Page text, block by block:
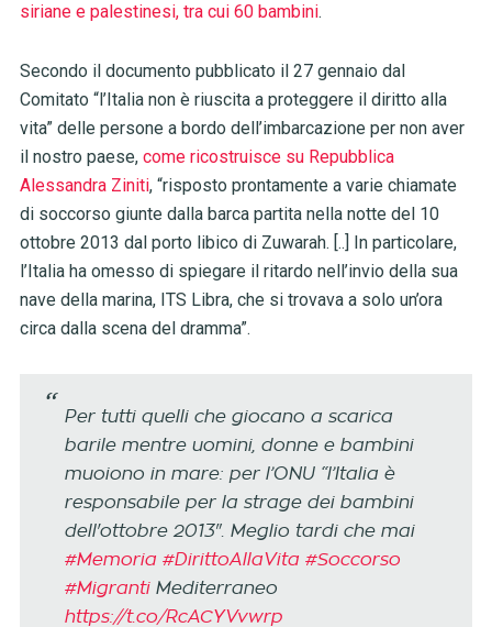
siriane e palestinesi, tra cui 60 bambini.
Secondo il documento pubblicato il 27 gennaio dal
Comitato “l’Italia non è riuscita a proteggere il diritto alla
vita” delle persone a bordo dell’imbarcazione per non aver
il nostro paese, come ricostruisce su Repubblica
Alessandra Ziniti, “risposto prontamente a varie chiamate
di soccorso giunte dalla barca partita nella notte del 10
ottobre 2013 dal porto libico di Zuwarah. [..] In particolare,
l’Italia ha omesso di spiegare il ritardo nell’invio della sua
nave della marina, ITS Libra, che si trovava a solo un’ora
circa dalla scena del dramma”.
Per tutti quelli che giocano a scarica
barile mentre uomini, donne e bambini
muoiono in mare: per l’ONU “l’Italia è
responsabile per la strage dei bambini
dell'ottobre 2013". Meglio tardi che mai
#Memoria #DirittoAllaVita #Soccorso
#MigrantiMediterraneo
https://t.co/RcACYVvwrp